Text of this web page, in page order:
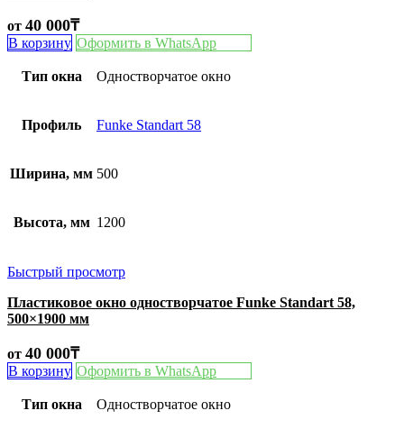
от 40 000₸
В корзину Оформить в WhatsApp
Тип окна Одностворчатое окно
Профиль Funke Standart 58
Ширина, мм 500
Высота, мм 1200
Быстрый просмотр
Пластиковое окно одностворчатое Funke Standart 58,
500×1900 мм
от 40 000₸
В корзину Оформить в WhatsApp
Тип окна Одностворчатое окно